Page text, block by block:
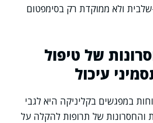
ולא ממוקדת רק בסימפטום
של טיפול
עיכול
במפגשים בקליניקה היא לגבי
והחסרונות של תרופות להקלה על